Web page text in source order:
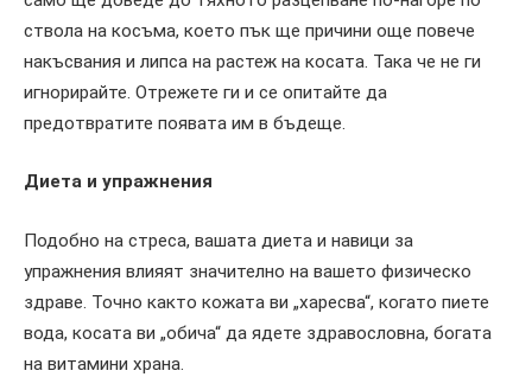
ствола на косъма, което пък ще причини още повече
накъсвания и липса на растеж на косата. Така че не ги
игнорирайте. Отрежете ги и се опитайте да
предотвратите появата им в бъдеще.
Диета и упражнения
Подобно на стреса, вашата диета и навици за
упражнения влияят значително на вашето физическо
здраве. Точно както кожата ви „харесва“, когато пиете
вода, косата ви „обича“ да ядете здравословна, богата
на витамини храна.